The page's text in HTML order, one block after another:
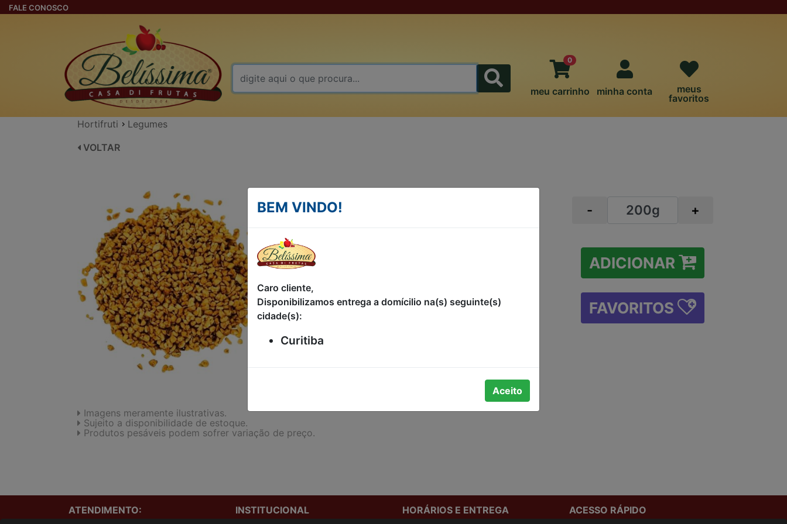
FALE CONOSCO
0
meu carrinho minha conta
meus
favoritos
Hortifruti
Legumes
VOLTAR
ALHO FRITO KG
R$79,00
- +
ADICIONAR
FAVORITOS
Imagens meramente ilustrativas.
Sujeito a disponibilidade de estoque.
Produtos pesáveis podem sofrer variação de preço.
BEM VINDO!
Caro cliente,
Disponibilizamos entrega a domícilio na(s) seguinte(s)
cidade(s):
Curitiba
Aceito
ATENDIMENTO: INSTITUCIONAL HORÁRIOS E ENTREGA ACESSO RÁPIDO